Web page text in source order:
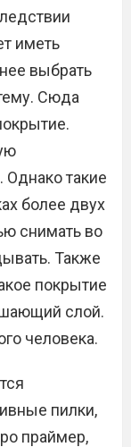
иметь
выбрать
Сюда
Однако такие
более двух
снимать во
Также
покрытие
слой.
человека.
пилки,
праймер,